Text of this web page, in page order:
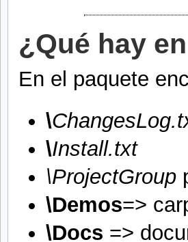
¿Qué hay
En el paquete
\
\Install.txt
\ProjectGroup
\Demos=>
\Docs =>